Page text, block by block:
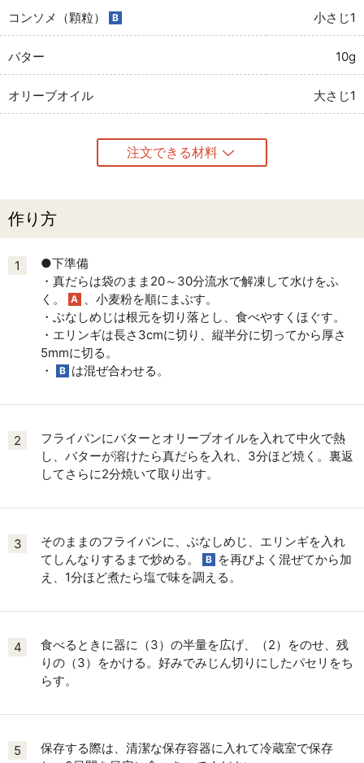
コンソメ（顆粒） B 小さじ1
バター 10g
オリーブオイル 大さじ1
注文できる材料
作り方
1
●下準備
・真だらは袋のまま20～30分流水で解凍して水けをふ
く。
A 、小麦粉を順にまぶす。
・ぶなしめじは根元を切り落とし、食べやすくほぐす。
・エリンギは長さ3cmに切り、縦半分に切ってから厚さ
5mmに切る。
・
B は混ぜ合わせる。
2
フライパンにバターとオリーブオイルを入れて中火で熱
し、バターが溶けたら真だらを入れ、3分ほど焼く。裏返
してさらに2分焼いて取り出す。
3
そのままのフライパンに、ぶなしめじ、エリンギを入れ
てしんなりするまで炒める。
B
を再びよく混ぜてから加
え、1分ほど煮たら塩で味を調える。
4
食べるときに器に（3）の半量を広げ、（2）をのせ、残
りの（3）をかける。好みでみじん切りにしたパセリをち
らす。
5
保存する際は、清潔な保存容器に入れて冷蔵室で保存